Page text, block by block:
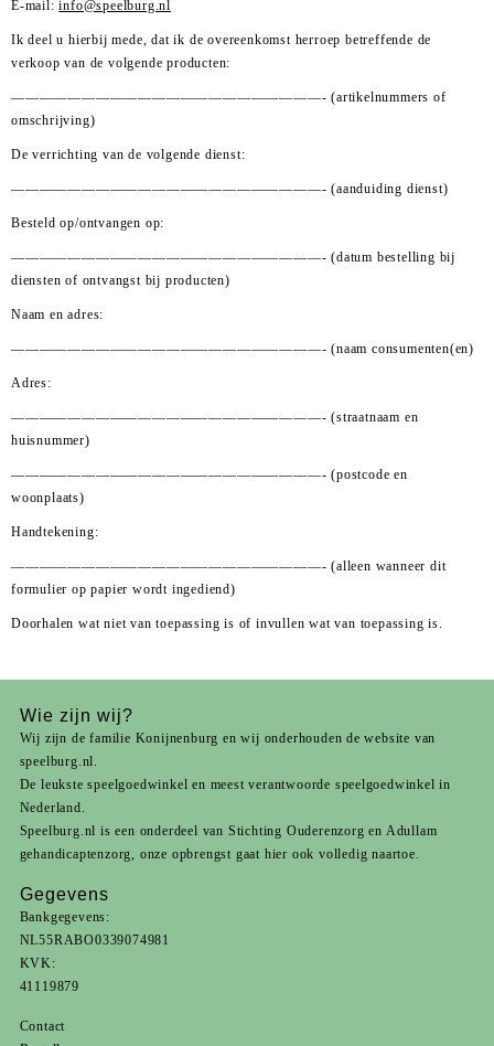
E-mail:info@speelburg.nl
Ik deel u hierbij mede, dat ik de overeenkomst herroep betreffende de
verkoop van de volgende producten:
——————————————————————-(artikelnummers of
omschrijving)
De verrichting van de volgende dienst:
——————————————————————-(aanduiding dienst)
Besteld op/ontvangen op:
——————————————————————-(datum bestelling bij
diensten of ontvangst bij producten)
Naam en adres:
——————————————————————-(naam consumenten(en)
Adres:
——————————————————————-(straatnaam en
huisnummer)
——————————————————————-(postcode en
woonplaats)
Handtekening:
——————————————————————-(alleen wanneer dit
formulier op papier wordt ingediend)
Doorhalen wat niet van toepassing is of invullen wat van toepassing is.
Wie zijn wij?
Wij zijn de familie Konijnenburg en wij onderhouden de website van
speelburg.nl.
De leukste speelgoedwinkel en meest verantwoorde speelgoedwinkel in
Nederland.
Speelburg.nl is een onderdeel van Stichting Ouderenzorg en Adullam
gehandicaptenzorg, onze opbrengst gaat hier ook volledig naartoe.
Gegevens
Bankgegevens:
NL55RABO0339074981
KVK:
41119879
Contact